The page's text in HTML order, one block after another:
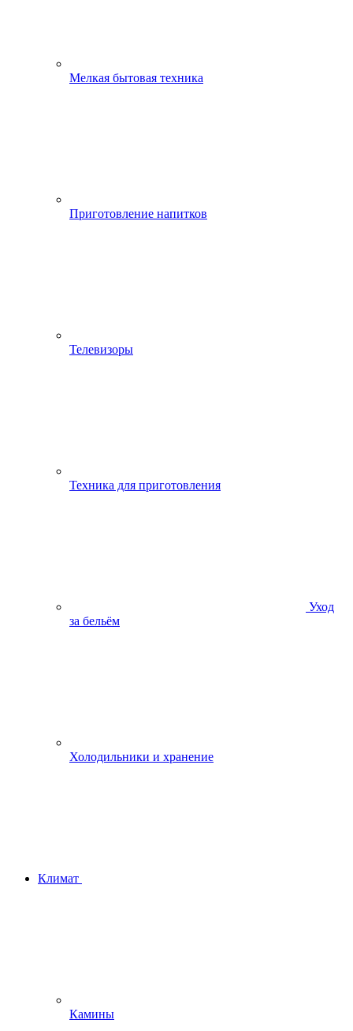
Мелкая бытовая техника
Приготовление напитков
Телевизоры
Техника для приготовления
Уход
за бельём
Холодильники и хранение
Климат
Камины